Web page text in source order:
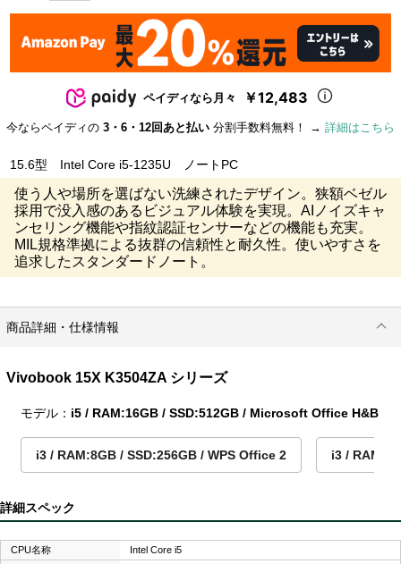
ペイディなら月々 ￥12,483
今ならペイディの 3・6・12回あと払い 分割手数料無料！ → 詳細はこちら
15.6型 Intel Core i5-1235U ノートPC
使う人や場所を選ばない洗練されたデザイン。狭額ベゼル
採用で没入感のあるビジュアル体験を実現。AIノイズキャ
ンセリング機能や指紋認証センサーなどの機能も充実。
MIL規格準拠による抜群の信頼性と耐久性。使いやすさを
追求したスタンダードノート。
商品詳細・仕様情報
Vivobook 15X K3504ZA シリーズ
モデル： i5 / RAM:16GB / SSD:512GB / Microsoft Office H&B
i3 / RAM:8GB / SSD:256GB / WPS Office 2 i3 /
詳細スペック
CPU名称
Intel Core i5